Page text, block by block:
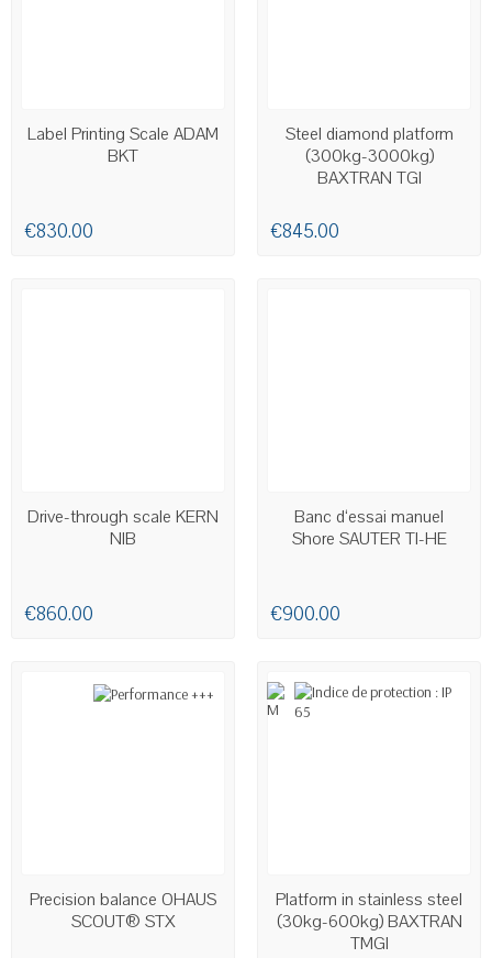
Label Printing Scale ADAM
BKT
€830.00
AVAILABLE
Steel diamond platform
(300kg-3000kg)
BAXTRAN TGI
€845.00
AVAILABLE
Drive-through scale KERN
NIB
€860.00
AVAILABLE
Banc d‘essai manuel
Shore SAUTER TI-HE
€900.00
AVAILABLE
Precision balance OHAUS
SCOUT® STX
AVAILABLE
Platform in stainless steel
(30kg-600kg) BAXTRAN
TMGI